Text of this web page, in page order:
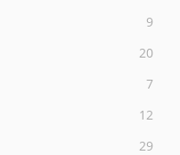
9
20
7
12
29